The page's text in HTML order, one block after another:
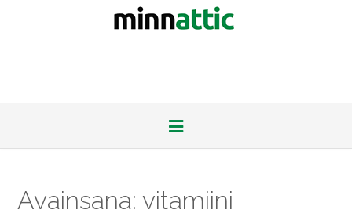
Avainsana: vitamiini